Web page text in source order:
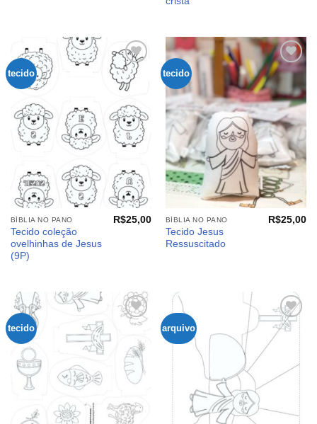
tecido
Adicionar
aos
meus
BÍBLIA NO PANO
Tecido coleção
ovelhinhas de Jesus
(9P)
R$25,00
tecido
Adicionar
aos
meus
desejos
BÍBLIA NO PANO
Tecido Jesus
Ressuscitado
R$25,00
tecido
Adicionar
meus
desejos
arquivo
Adicionar
aos